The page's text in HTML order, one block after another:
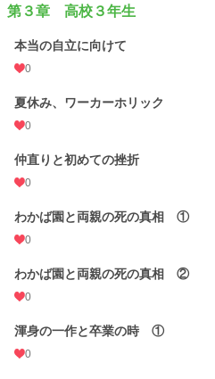
第３章 高校３年生
本当の自立に向けて
0
夏休み、ワーカーホリック
0
仲直りと初めての挫折
0
わかば園と両親の死の真相 ①
0
わかば園と両親の死の真相 ②
0
渾身の一作と卒業の時 ①
0